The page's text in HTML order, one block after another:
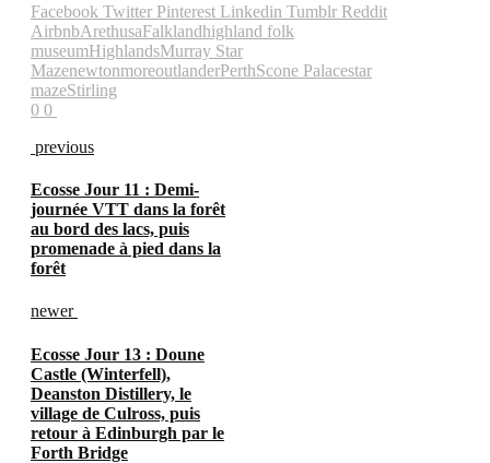
Facebook Twitter Pinterest Linkedin Tumblr Reddit
AirbnbArethusaFalklandhighland folk
museumHighlandsMurray Star
MazenewtonmoreoutlanderPerthScone Palacestar
mazeStirling
0 0
previous
Ecosse Jour 11 : Demi-
journée VTT dans la forêt
au bord des lacs, puis
promenade à pied dans la
forêt
newer
Ecosse Jour 13 : Doune
Castle (Winterfell),
Deanston Distillery, le
village de Culross, puis
retour à Edinburgh par le
Forth Bridge